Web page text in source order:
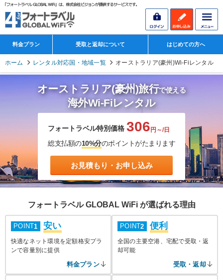
料金プラン 受取と返却について はじめての方へ
ホーム レンタル対応国・地域一覧 オーストラリア(豪州)Wi-Fiレンタル
オーストラリア(豪州)旅行で使える
海外Wi-Fiレンタル
フォートラベル特別価格 306円～/日
総支払額の10%分のポイントがたまります
お見積もり・お申し込み
フォートラベル GLOBAL WiFi が選ばれる理由
POINT1 安い
快適なネット環境を定額格安プラ
ンで容量別に提供
料金プラン
POINT2 便利
全国の主要空港、宅配で受取・返
却可能
受取・返却